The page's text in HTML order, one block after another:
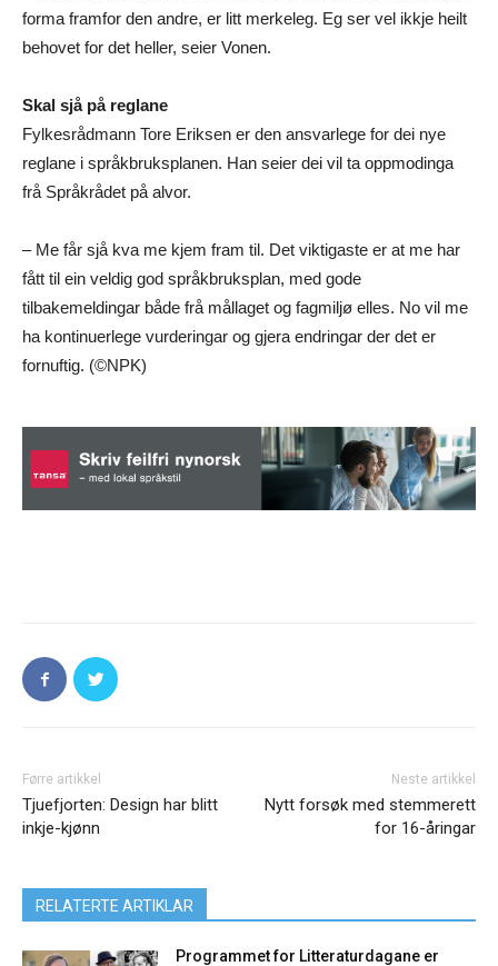
forma framfor den andre, er litt merkeleg. Eg ser vel ikkje heilt
behovet for det heller, seier Vonen.
Skal sjå på reglane
Fylkesrådmann Tore Eriksen er den ansvarlege for dei nye
reglane i språkbruksplanen. Han seier dei vil ta oppmodinga
frå Språkrådet på alvor.
– Me får sjå kva me kjem fram til. Det viktigaste er at me har
fått til ein veldig god språkbruksplan, med gode
tilbakemeldingar både frå mållaget og fagmiljø elles. No vil me
ha kontinuerlege vurderingar og gjera endringar der det er
fornuftig. (©NPK)
Førre artikkel
Tjuefjorten: Design har blitt
inkje-kjønn
Neste artikkel
Nytt forsøk med stemmerett
for 16-åringar
RELATERTE ARTIKLAR
Programmet for Litteraturdagane er